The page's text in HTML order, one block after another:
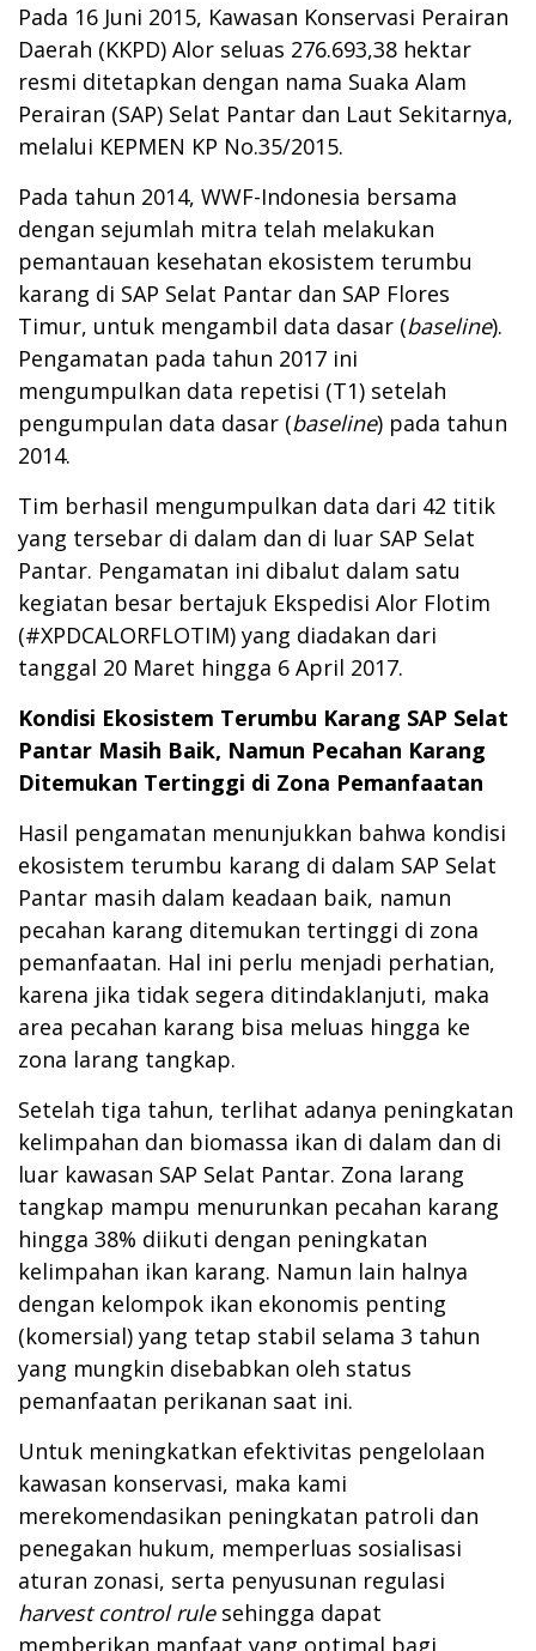
Pada 16 Juni 2015, Kawasan Konservasi Perairan
Daerah (KKPD) Alor seluas 276.693,38 hektar
resmi ditetapkan dengan nama Suaka Alam
Perairan (SAP) Selat Pantar dan Laut Sekitarnya,
melalui KEPMEN KP No.35/2015.
Pada tahun 2014, WWF-Indonesia bersama
dengan sejumlah mitra telah melakukan
pemantauan kesehatan ekosistem terumbu
karang di SAP Selat Pantar dan SAP Flores
Timur, untuk mengambil data dasar (baseline).
Pengamatan pada tahun 2017 ini
mengumpulkan data repetisi (T1) setelah
pengumpulan data dasar (baseline) pada tahun
2014.
Tim berhasil mengumpulkan data dari 42 titik
yang tersebar di dalam dan di luar SAP Selat
Pantar. Pengamatan ini dibalut dalam satu
kegiatan besar bertajuk Ekspedisi Alor Flotim
(#XPDCALORFLOTIM) yang diadakan dari
tanggal 20 Maret hingga 6 April 2017.
Kondisi Ekosistem Terumbu Karang SAP Selat
Pantar Masih Baik, Namun Pecahan Karang
Ditemukan Tertinggi di Zona Pemanfaatan
Hasil pengamatan menunjukkan bahwa kondisi
ekosistem terumbu karang di dalam SAP Selat
Pantar masih dalam keadaan baik, namun
pecahan karang ditemukan tertinggi di zona
pemanfaatan. Hal ini perlu menjadi perhatian,
karena jika tidak segera ditindaklanjuti, maka
area pecahan karang bisa meluas hingga ke
zona larang tangkap.
Setelah tiga tahun, terlihat adanya peningkatan
kelimpahan dan biomassa ikan di dalam dan di
luar kawasan SAP Selat Pantar. Zona larang
tangkap mampu menurunkan pecahan karang
hingga 38% diikuti dengan peningkatan
kelimpahan ikan karang. Namun lain halnya
dengan kelompok ikan ekonomis penting
(komersial) yang tetap stabil selama 3 tahun
yang mungkin disebabkan oleh status
pemanfaatan perikanan saat ini.
Untuk meningkatkan efektivitas pengelolaan
kawasan konservasi, maka kami
merekomendasikan peningkatan patroli dan
penegakan hukum, memperluas sosialisasi
aturan zonasi, serta penyusunan regulasi
harvest control rulesehingga dapat
memberikan manfaat yang optimal bagi